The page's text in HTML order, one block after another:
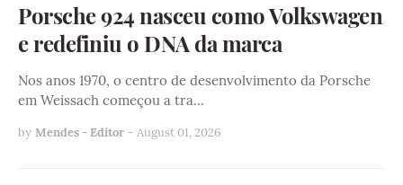
Porsche 924 nasceu como Volkswagen
e redefiniu o DNA da marca
Nos anos 1970, o centro de desenvolvimento da Porsche
em Weissach começou a tra…
by Mendes - Editor - August 01, 2026